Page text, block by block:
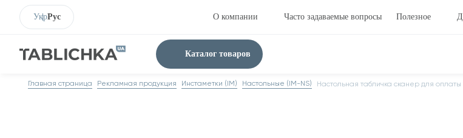
УкрРус О компании Часто задаваемые вопросы Полезное
Каталог товаров
Главная страница Рекламная продукция Инстаметки (IM) Настольные (IM-NS) Настольная табличка сканер для оплаты